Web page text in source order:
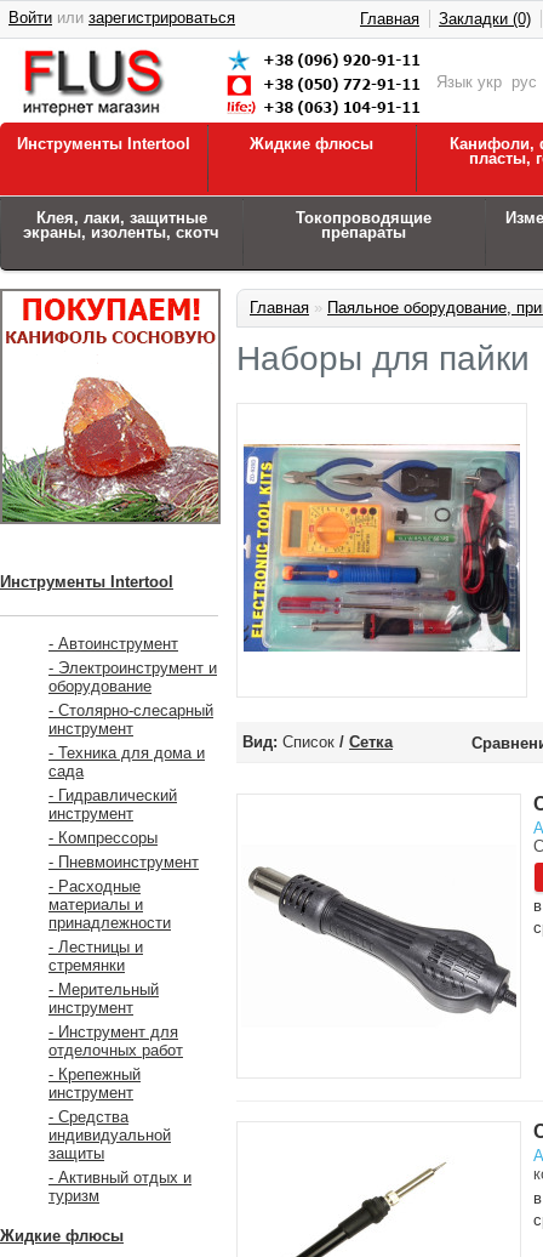
Язык укр рус
Войти или зарегистрироваться Главная Закладки (0)
Инструменты Intertool Жидкие флюсы
Канифоли,
пласты,
Клея, лаки, защитные
экраны, изоленты, скотч
Токопроводящие
препараты
Инструменты Intertool
- Автоинструмент
- Электроинструмент и
оборудование
- Столярно-слесарный
инструмент
- Техника для дома и
сада
- Гидравлический
инструмент
- Компрессоры
- Пневмоинструмент
- Расходные
материалы и
принадлежности
- Лестницы и
стремянки
- Мерительный
инструмент
- Инструмент для
отделочных работ
- Крепежный
инструмент
- Средства
индивидуальной
защиты
- Активный отдых и
туризм
Жидкие флюсы
Главная » Паяльное оборудование,
Наборы для пайки
Вид: Список / Сетка